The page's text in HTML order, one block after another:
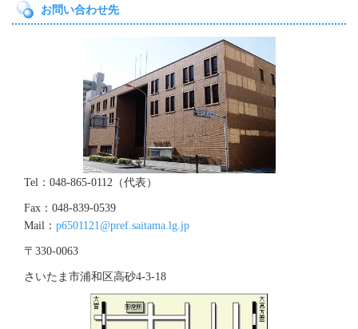
お問い合わせ先
Tel：048-865-0112（代表）
Fax：048-839-0539
Mail： p6501121@pref.saitama.lg.jp
〒330-0063
さいたま市浦和区高砂4‐3‐18